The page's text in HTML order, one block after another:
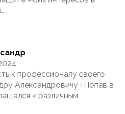
к профессионалу своего
Александровичу ! Попав в
к различным